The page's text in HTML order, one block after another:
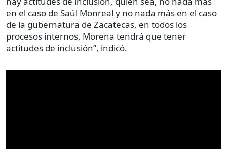
en el caso de Saúl Monreal y no nada más en el caso
de la gubernatura de Zacatecas, en todos los
procesos internos, Morena tendrá que tener
actitudes de inclusión”, indicó.